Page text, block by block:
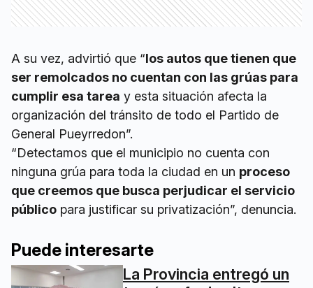
A su vez, advirtió que “los autos que tienen que
ser remolcados no cuentan con las grúas para
cumplir esa tarea y esta situación afecta la
organización del tránsito de todo el Partido de
General Pueyrredon”.
“Detectamos que el municipio no cuenta con
ninguna grúa para toda la ciudad en un proceso
que creemos que busca perjudicar el servicio
público para justificar su privatización”, denuncia.
Puede interesarte
La Provincia entregó un